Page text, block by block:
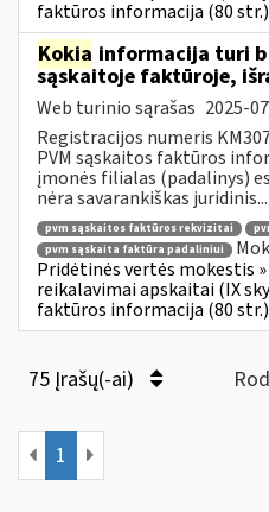
faktūros informacija (80 str.)
Kokia informacija turi
sąskaitoje faktūroje,
Web turinio sąrašas 2025-
Registracijos numeris
PVM sąskaitos faktūros
įmonės filialas (padalinys)
nėra savarankiškas juridinis...
pvm sąskaitos faktūros rekvizitai
pvm sąskaita faktūra padaliniui
Pridėtinės vertės mokestis
reikalavimai apskaitai (IX
faktūros informacija (80 str.)
75 Įrašų(-ai)
1